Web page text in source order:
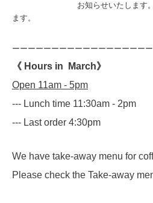
お知らせいたします。
ます。
ーーーーーーーーーーーーーーーーー
《 Hours in March》
Open 11am - 5pm
--- Lunch time 11:30am - 2pm
--- Last order 4:30pm
We have take-away menu for
Please check the Take-away